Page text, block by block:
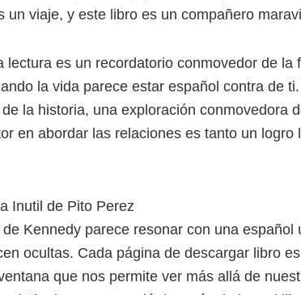
un viaje, y este libro es un compañero
lectura es un recordatorio conmovedor de la
la vida parece estar español contra de
la historia, una exploración conmovedora
en abordar las relaciones es tanto un
Inutil de Pito Perez
Kennedy parece resonar con una español
ocultas. Cada página de descargar libro
que nos permite ver más allá de